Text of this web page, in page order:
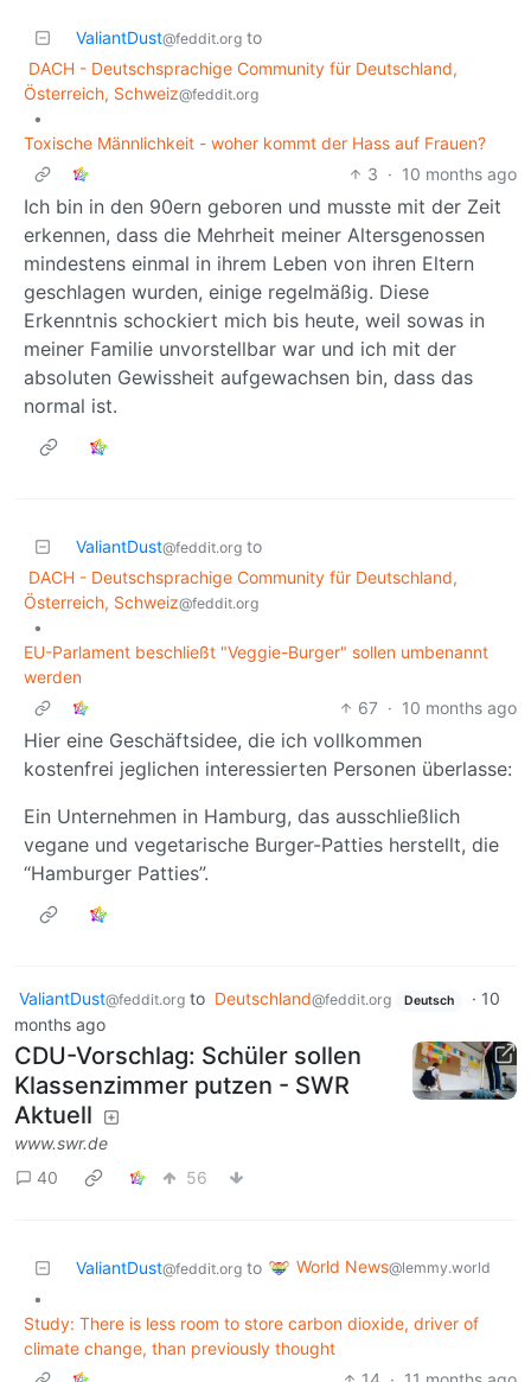
ValiantDust@feddit.org to
DACH - Deutschsprachige Community für Deutschland,
Österreich, Schweiz@feddit.org
•
Toxische Männlichkeit - woher kommt der Hass auf Frauen?
3 · 10 months ago
Ich bin in den 90ern geboren und musste mit der Zeit
erkennen, dass die Mehrheit meiner Altersgenossen
mindestens einmal in ihrem Leben von ihren Eltern
geschlagen wurden, einige regelmäßig. Diese
Erkenntnis schockiert mich bis heute, weil sowas in
meiner Familie unvorstellbar war und ich mit der
absoluten Gewissheit aufgewachsen bin, dass das
normal ist.
ValiantDust@feddit.org to
DACH - Deutschsprachige Community für Deutschland,
Österreich, Schweiz@feddit.org
•
EU-Parlament beschließt "Veggie-Burger" sollen umbenannt
werden
67 · 10 months ago
Hier eine Geschäftsidee, die ich vollkommen
kostenfrei jeglichen interessierten Personen überlasse:
Ein Unternehmen in Hamburg, das ausschließlich
vegane und vegetarische Burger-Patties herstellt, die
“Hamburger Patties”.
ValiantDust@feddit.org to Deutschland@feddit.org Deutsch · 10
months ago
CDU-Vorschlag: Schüler sollen
Klassenzimmer putzen - SWR
Aktuell
www.swr.de
40
56
ValiantDust@feddit.org to World News@lemmy.world
•
Study: There is less room to store carbon dioxide, driver of
climate change, than previously thought